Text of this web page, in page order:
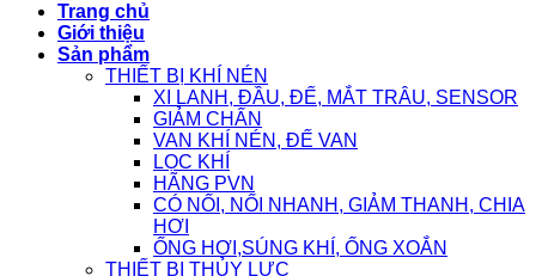
Trang chủ
Giới thiệu
Sản phẩm
THIẾT BỊ KHÍ NÉN
XI LANH, ĐẦU, ĐẾ, MẮT TRÂU, SENSOR
GIẢM CHẤN
VAN KHÍ NÉN, ĐẾ VAN
LỌC KHÍ
HÃNG PVN
CÓ NỐI, NỐI NHANH, GIẢM THANH, CHIA
HƠI
ỐNG HƠI,SÚNG KHÍ, ỐNG XOẮN
THIẾT BỊ THỦY LỰC